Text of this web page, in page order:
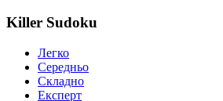
Killer Sudoku
Легко
Середньо
Складно
Експерт